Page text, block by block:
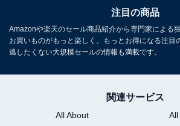
注目の商品
Amazonや楽天のセール商品紹介から専門家による
お買いものがもっと楽しく、もっとお得になる注目
逃したくない大規模セールの情報も満載です。
関連サービス
All About
All